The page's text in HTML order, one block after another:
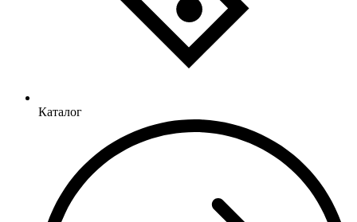
Каталог